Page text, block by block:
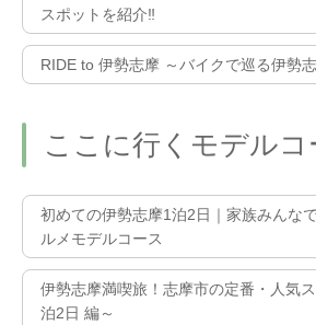
スポットを紹介‼
RIDE to 伊勢志摩 ～バイクで巡る伊勢
ここに行くモデルコ
初めての伊勢志摩1泊2日｜家族みんな
ルメモデルコース
伊勢志摩満喫旅！志摩市の定番・人気
泊2日 編～